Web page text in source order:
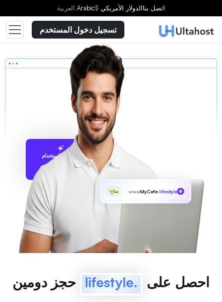
اتصل بناالدولار الأمريكي $
Arabic العربية
تسجيل دخول المستخدم
الاقتراح باستخدام
wwwMyCafe.lifestyle متاح!
احصل على .lifestyle حجز دومين